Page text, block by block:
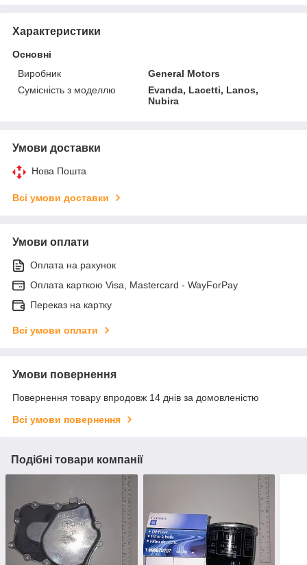
Характеристики
Основні
Виробник
General Motors
Сумісність з моделлю
Evanda, Lacetti, Lanos,
Nubira
Умови доставки
Нова Пошта
Всі умови доставки
Умови оплати
Оплата на рахунок
Оплата карткою Visa, Mastercard - WayForPay
Переказ на картку
Всі умови оплати
Умови повернення
Повернення товару впродовж 14 днів за домовленістю
Всі умови повернення
Подібні товари компанії